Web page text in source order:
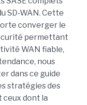
SD-WAN. Cette
converger le
permettant
WAN fiable,
nous
dans ce guide
stratégies des
ceux dont la